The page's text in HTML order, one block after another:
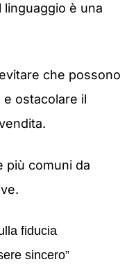
linguaggio è una
che possono
ostacolare il
più comuni da
fiducia
sincero”